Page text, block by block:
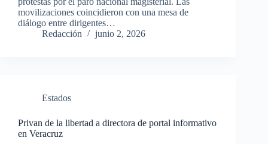
movilizaciones coincidieron con una mesa de
diálogo entre dirigentes…
Redacción
junio 2, 2026
Estados
Privan de la libertad a directora de portal informativo
en Veracruz